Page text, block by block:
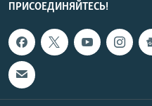
ПРИСОЕДИНЯЙТЕСЬ!